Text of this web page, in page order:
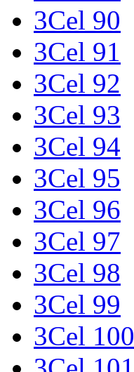
3Cel 90
3Cel 91
3Cel 92
3Cel 93
3Cel 94
3Cel 95
3Cel 96
3Cel 97
3Cel 98
3Cel 99
3Cel 100